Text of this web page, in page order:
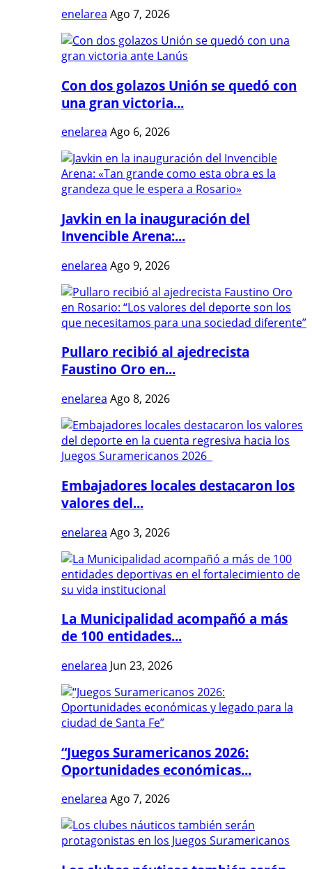
enelarea Ago 7, 2026
Con dos golazos Unión se quedó con
una gran victoria...
enelarea Ago 6, 2026
Javkin en la inauguración del
Invencible Arena:...
enelarea Ago 9, 2026
Pullaro recibió al ajedrecista
Faustino Oro en...
enelarea Ago 8, 2026
Embajadores locales destacaron los
valores del...
enelarea Ago 3, 2026
La Municipalidad acompañó a más
de 100 entidades...
enelarea Jun 23, 2026
“Juegos Suramericanos 2026:
Oportunidades económicas...
enelarea Ago 7, 2026